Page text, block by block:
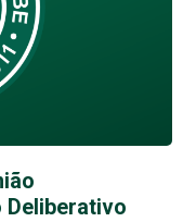
Deliberativo